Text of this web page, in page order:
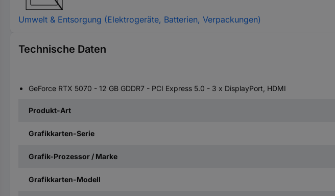
Umwelt & Entsorgung (Elektrogeräte, Batterien, Verpackungen)
Technische Daten
GeForce RTX 5070 - 12 GB GDDR7 - PCI Express 5.0 - 3 x DisplayPort, HDMI
Produkt-Art
Grafikkarten-Serie
Grafik-Prozessor / Marke
Grafikkarten-Modell